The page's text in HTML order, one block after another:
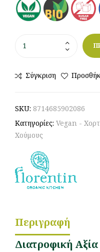
Σύγκριση
SKU: 8714685902086
Κατηγορίες: Vegan -
Χούμους
Περιγραφή
Διατροφική Αξία